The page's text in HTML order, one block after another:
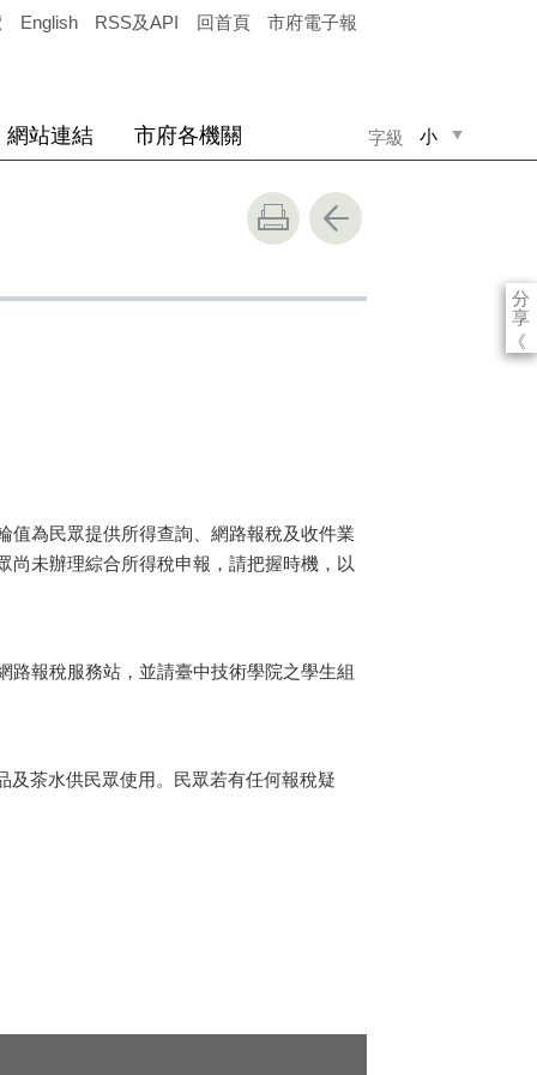
English RSS及API 回首頁 市府電子報
字級 小
網站連結 市府各機關
分
享
《
為民眾提供所得查詢、網路報稅及收件業
尚未辦理綜合所得稅申報，請把握時機，以
報稅服務站，並請臺中技術學院之學生組
茶水供民眾使用。民眾若有任何報稅疑